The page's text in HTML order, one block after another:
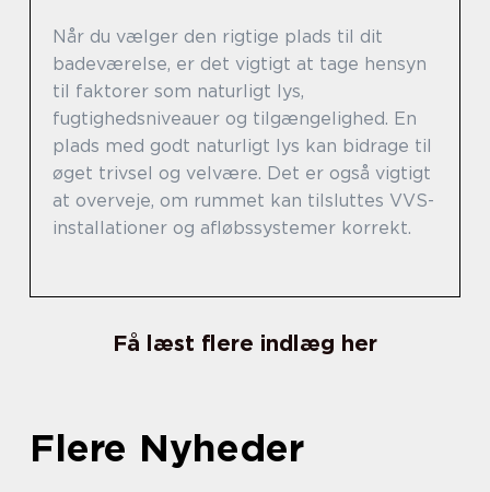
Når du vælger den rigtige plads til dit
badeværelse, er det vigtigt at tage hensyn
til faktorer som naturligt lys,
fugtighedsniveauer og tilgængelighed. En
plads med godt naturligt lys kan bidrage til
øget trivsel og velvære. Det er også vigtigt
at overveje, om rummet kan tilsluttes VVS-
installationer og afløbssystemer korrekt.
Få læst flere indlæg her
Flere Nyheder